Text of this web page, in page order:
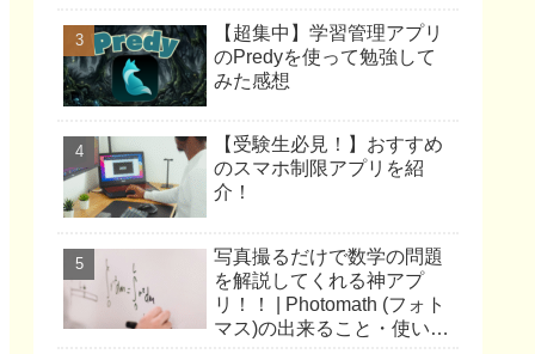
【超集中】学習管理アプリ
のPredyを使って勉強して
みた感想
【受験生必見！】おすすめ
のスマホ制限アプリを紹
介！
写真撮るだけで数学の問題
を解説してくれる神アプ
リ！！ | Photomath (フォト
マス)の出来ること・使い方